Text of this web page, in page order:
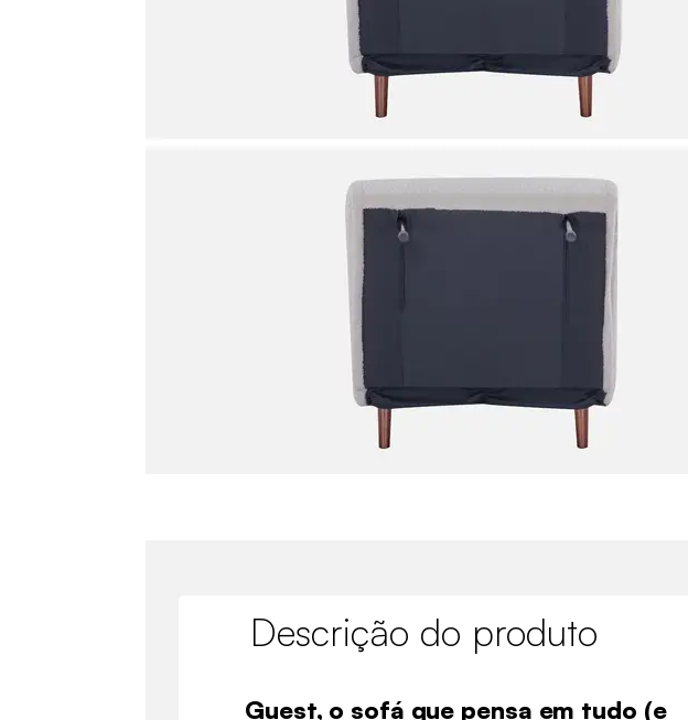
Descrição do produto
Guest, o sofá que pensa em tudo (e